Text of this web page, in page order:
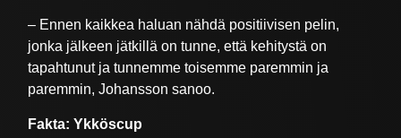
– Ennen kaikkea haluan nähdä positiivisen pelin,
jonka jälkeen jätkillä on tunne, että kehitystä on
tapahtunut ja tunnemme toisemme paremmin ja
paremmin, Johansson sanoo.
Fakta: Ykköscup